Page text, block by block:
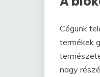
Cégünk
termékek
nagy